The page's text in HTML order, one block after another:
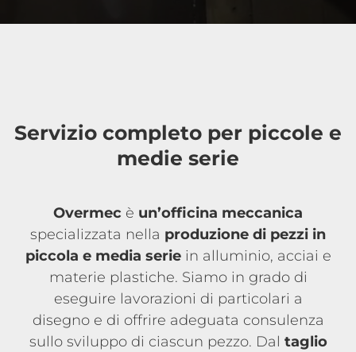
Servizio completo per piccole e
medie serie
Overmec è un’officina meccanica
specializzata nella produzione di pezzi in
piccola e media seriein alluminio, acciai e
materie plastiche. Siamo in grado di
eseguire lavorazioni di particolari a
disegno e di offrire adeguata consulenza
sullo sviluppo di ciascun pezzo. Dal taglio